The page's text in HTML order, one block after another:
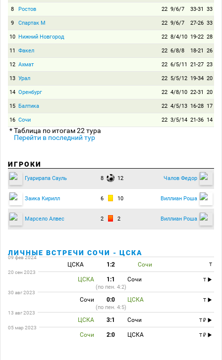
8 Ростов 22 9/6/7 33-31 33
9 Спартак М 22 9/6/7 27-26 33
10 Нижний Новгород 22 8/4/10 19-22 28
11 Факел 22 6/8/8 18-21 26
12 Ахмат 22 6/5/11 21-27 23
13 Урал 22 5/5/12 19-34 20
14 Оренбург 22 4/8/10 22-31 20
15 Балтика 22 4/5/13 16-28 17
16 Сочи 22 3/5/14 21-36 14
* Таблица по итогам 22 тура
Перейти в последний тур
ИГРОКИ
Гуарирапа Сауль 8 12 Чалов Федор
Заика Кирилл 6 10 Виллиан Роша
Марсело Алвес 2 2 Виллиан Роша
ЛИЧНЫЕ ВСТРЕЧИ СОЧИ - ЦСКА
09 фев 2024
ЦСКА 1:2 Сочи
T
20 сен 2023
ЦСКА 1:1 Сочи T
(по пен. 4:2)
30 авг 2023
Сочи 0:0 ЦСКА T
(по пен. 4:5)
13 авг 2023
ЦСКА 3:1 Сочи
T
05 мар 2023
Сочи 2:0 ЦСКА T